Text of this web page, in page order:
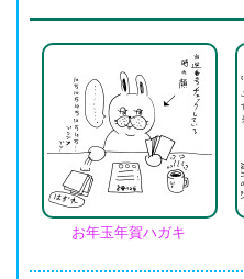
お年玉年賀ハガキ